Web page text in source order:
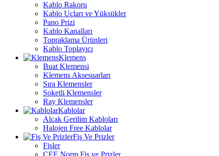
Kablo Rakoru
Kablo Uçları ve Yüksükler
Pano Prizi
Kablo Kanalları
Topraklama Ürünleri
Kablo Toplayıcı
Klemens
Buat Klemensi
Klemens Aksesuarları
Sıra Klemensler
Soketli Klemensler
Ray Klemensler
Kablolar
Alçak Gerilim Kabloları
Halojen Free Kablolar
Fiş Ve Prizler
Fişler